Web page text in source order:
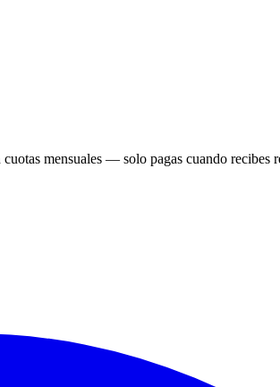
mensuales — solo pagas cuando recibes